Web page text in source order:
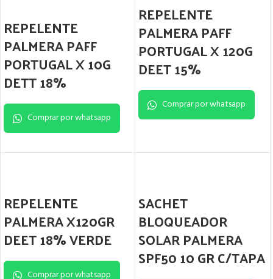
REPELENTE
PALMERA PAFF
PORTUGAL X 10G
DETT 18%
Comprar por whatsapp
REPELENTE
PALMERA PAFF
PORTUGAL X 120G
DEET 15%
Comprar por whatsapp
REPELENTE
PALMERA X120GR
DEET 18% VERDE
Comprar por whatsapp
SACHET
BLOQUEADOR
SOLAR PALMERA
SPF50 10 GR C/TAPA